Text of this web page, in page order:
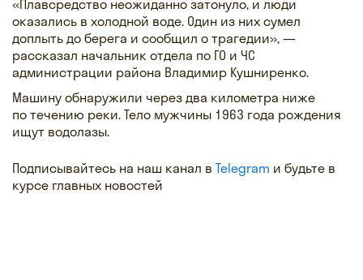
«Плавсредство неожиданно затонуло, и люди
оказались в холодной воде. Один из них сумел
доплыть до берега и сообщил о трагедии», —
рассказал начальник отдела по ГО и ЧС
администрации района Владимир Кушниренко.
Машину обнаружили через два километра ниже
по течению реки. Тело мужчины 1963 года рождения
ищут водолазы.
Подписывайтесь на наш канал в Telegram и будьте в
курсе главных новостей